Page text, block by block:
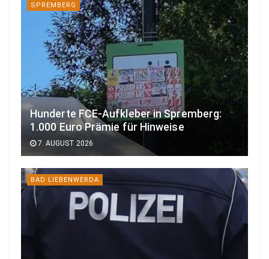
SPREMBERG
Hunderte FCE-Aufkleber in Spremberg:
1.000 Euro Prämie für Hinweise
7. AUGUST 2026
BAD LIEBENWERDA